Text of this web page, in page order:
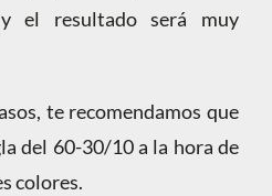
el resultado será muy
te recomendamos que
del 60-30/10 a la hora de
colores.